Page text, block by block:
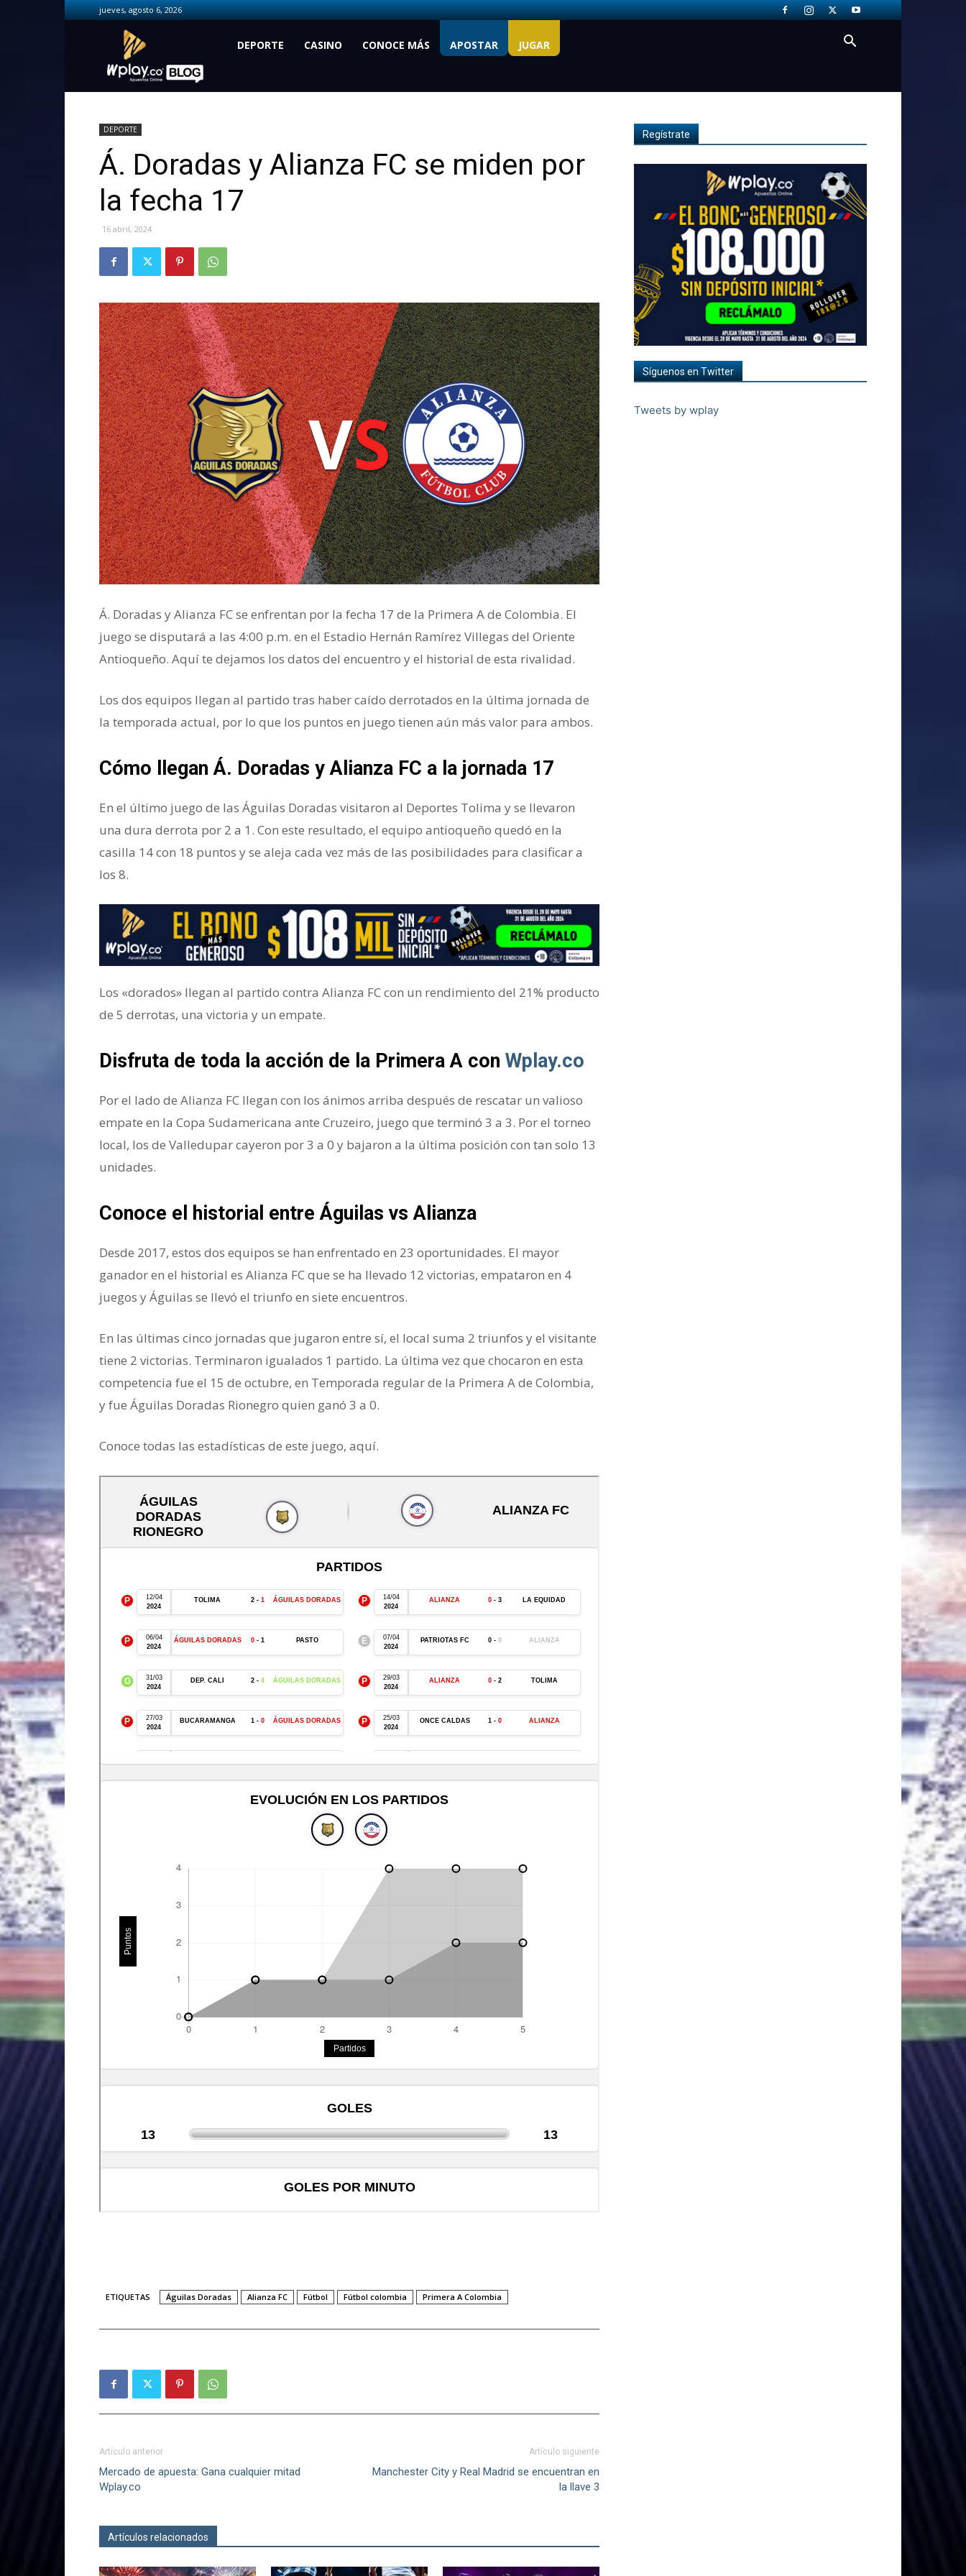
jueves, agosto 6, 2026
Wplay.co
DEPORTE CASINO CONOCE MÁS APOSTAR JUGAR
DEPORTE
Á. Doradas y Alianza FC se miden por
la fecha 17
16 abril, 2024
Á. Doradas y Alianza FC se enfrentan por la fecha 17 de la Primera A de Colombia. El
juego se disputará a las 4:00 p.m. en el Estadio Hernán Ramírez Villegas del Oriente
Antioqueño. Aquí te dejamos los datos del encuentro y el historial de esta rivalidad.
Los dos equipos llegan al partido tras haber caído derrotados en la última jornada de
la temporada actual, por lo que los puntos en juego tienen aún más valor para ambos.
Cómo llegan Á. Doradas y Alianza FC a la jornada 17
En el último juego de las Águilas Doradas visitaron al Deportes Tolima y se llevaron
una dura derrota por 2 a 1. Con este resultado, el equipo antioqueño quedó en la
casilla 14 con 18 puntos y se aleja cada vez más de las posibilidades para clasificar a
los 8.
Los «dorados» llegan al partido contra Alianza FC con un rendimiento del 21% producto
de 5 derrotas, una victoria y un empate.
Disfruta de toda la acción de la Primera A con Wplay.co
Por el lado de Alianza FC llegan con los ánimos arriba después de rescatar un valioso
empate en la Copa Sudamericana ante Cruzeiro, juego que terminó 3 a 3. Por el torneo
local, los de Valledupar cayeron por 3 a 0 y bajaron a la última posición con tan solo 13
unidades.
Conoce el historial entre Águilas vs Alianza
Desde 2017, estos dos equipos se han enfrentado en 23 oportunidades. El mayor
ganador en el historial es Alianza FC que se ha llevado 12 victorias, empataron en 4
juegos y Águilas se llevó el triunfo en siete encuentros.
En las últimas cinco jornadas que jugaron entre sí, el local suma 2 triunfos y el visitante
tiene 2 victorias. Terminaron igualados 1 partido. La última vez que chocaron en esta
competencia fue el 15 de octubre, en Temporada regular de la Primera A de Colombia,
y fue Águilas Doradas Rionegro quien ganó 3 a 0.
Conoce todas las estadísticas de este juego, aquí.
ETIQUETAS Águilas Doradas Alianza FC Fútbol Fútbol colombia Primera A Colombia
Artículo anterior
Mercado de apuesta: Gana cualquier mitad
Wplay.co
Artículo siguiente
Manchester City y Real Madrid se encuentran en
la llave 3
Artículos relacionados
Regístrate
Síguenos en Twitter
Tweets by wplay